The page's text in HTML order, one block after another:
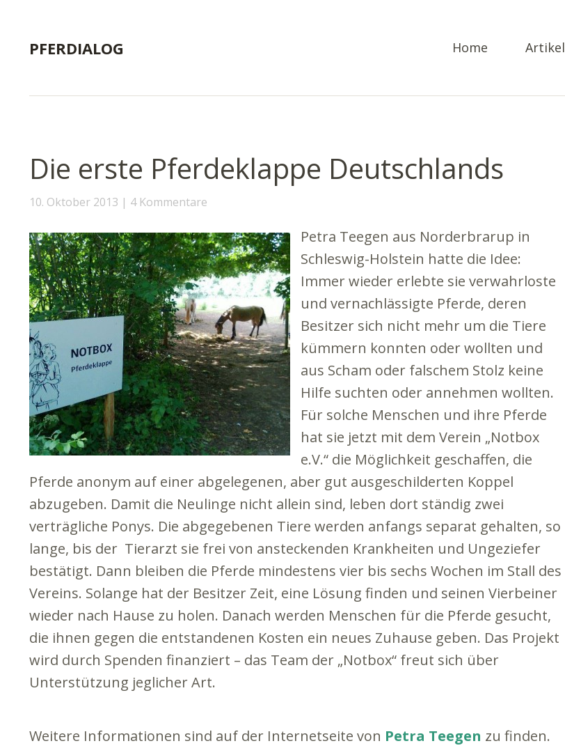
PFERDIALOG Home Artikel
Die erste Pferdeklappe Deutschlands
10. Oktober 2013 4 Kommentare
Petra Teegen aus Norderbrarup in
Schleswig-Holstein hatte die Idee:
Immer wieder erlebte sie verwahrloste
und vernachlässigte Pferde, deren
Besitzer sich nicht mehr um die Tiere
kümmern konnten oder wollten und
aus Scham oder falschem Stolz keine
Hilfe suchten oder annehmen wollten.
Für solche Menschen und ihre Pferde
hat sie jetzt mit dem Verein „Notbox
e.V.“ die Möglichkeit geschaffen, die
Pferde anonym auf einer abgelegenen, aber gut ausgeschilderten Koppel
abzugeben. Damit die Neulinge nicht allein sind, leben dort ständig zwei
verträgliche Ponys. Die abgegebenen Tiere werden anfangs separat gehalten, so
lange, bis der Tierarzt sie frei von ansteckenden Krankheiten und Ungeziefer
bestätigt. Dann bleiben die Pferde mindestens vier bis sechs Wochen im Stall des
Vereins. Solange hat der Besitzer Zeit, eine Lösung finden und seinen Vierbeiner
wieder nach Hause zu holen. Danach werden Menschen für die Pferde gesucht,
die ihnen gegen die entstandenen Kosten ein neues Zuhause geben. Das Projekt
wird durch Spenden finanziert – das Team der „Notbox“ freut sich über
Unterstützung jeglicher Art.
Weitere Informationen sind auf der Internetseite von Petra Teegen zu finden.